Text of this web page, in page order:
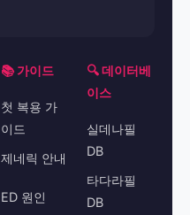
📚 가이드
첫 복용 가
이드
제네릭 안내
ED 원인
🔍 데이터베
이스
실데나필
DB
타다라필
DB